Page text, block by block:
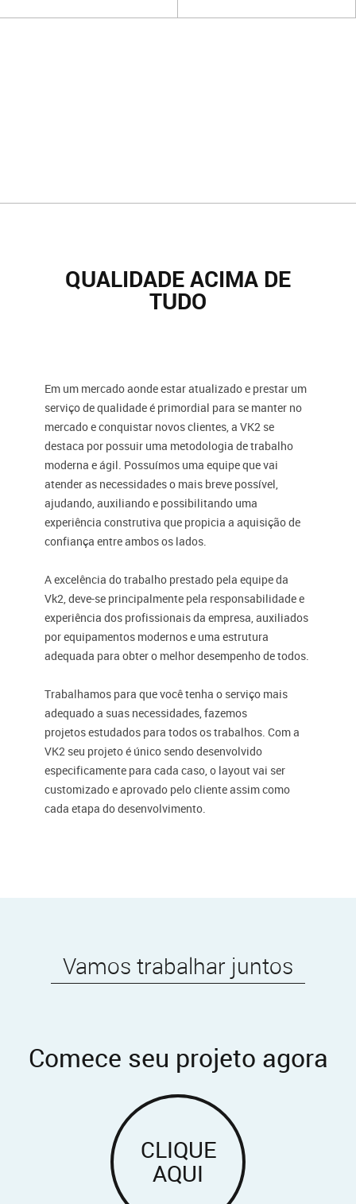
QUALIDADE ACIMA DE
TUDO
Em um mercado aonde estar atualizado e prestar um
serviço de qualidade é primordial para se manter no
mercado e conquistar novos clientes, a VK2 se
destaca por possuir uma metodologia de trabalho
moderna e ágil. Possuímos uma equipe que vai
atender as necessidades o mais breve possível,
ajudando, auxiliando e possibilitando uma
experiência construtiva que propicia a aquisição de
confiança entre ambos os lados.
A excelência do trabalho prestado pela equipe da
Vk2, deve-se principalmente pela responsabilidade e
experiência dos profissionais da empresa, auxiliados
por equipamentos modernos e uma estrutura
adequada para obter o melhor desempenho de todos.
Trabalhamos para que você tenha o serviço mais
adequado a suas necessidades, fazemos
projetos estudados para todos os trabalhos. Com a
VK2 seu projeto é único sendo desenvolvido
especificamente para cada caso, o layout vai ser
customizado e aprovado pelo cliente assim como
cada etapa do desenvolvimento.
Vamos trabalhar juntos
Comece seu projeto agora
CLIQUE
AQUI